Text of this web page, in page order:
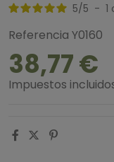
5/5 - 1
Referencia Y0160
38,77 €
Impuestos